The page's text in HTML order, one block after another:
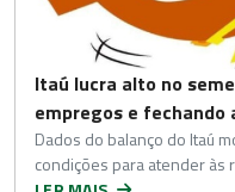
Itaú lucra alto no
empregos e fechando
Dados do balanço do Itaú
condições para atender